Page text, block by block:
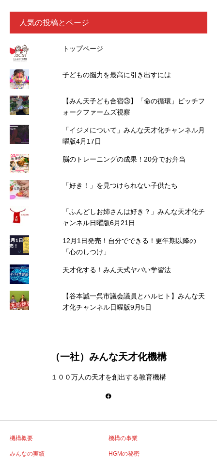
人気の投稿とページ
トップページ
子どもの脳力を最高に引き出すには
【みん天子ども合宿③】「命の循環」ピッチフ
ォークファームズ視察
「イジメについて」みんな天才化チャンネル月
曜版4月17日
脳のトレーニングの成果！20分でお弁当
「好き！」を見つけられない子供たち
「ふんどしお姉さんは好き？」みんな天才化チ
ャンネル日曜版6月21日
12月1日発売！自分でできる！更年期以降の
「心のしつけ」
天才化する！みん天式ヤバい学習法
【谷本誠一呉市議会議員とハルヒト】みんな天
才化チャンネル日曜版9月5日
（一社）みんな天才化機構
１００万人の天才を創出する教育機構
機構概要 機構の事業
みんなの実績 HGMの秘密